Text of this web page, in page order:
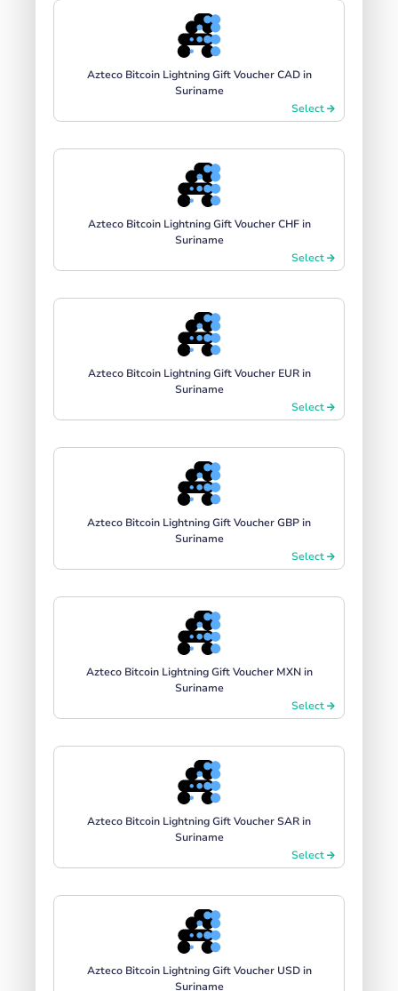
Azteco Bitcoin Lightning Gift Voucher CAD in
Suriname
Select
Azteco Bitcoin Lightning Gift Voucher CHF in
Suriname
Select
Azteco Bitcoin Lightning Gift Voucher EUR in
Suriname
Select
Azteco Bitcoin Lightning Gift Voucher GBP in
Suriname
Select
Azteco Bitcoin Lightning Gift Voucher MXN in
Suriname
Select
Azteco Bitcoin Lightning Gift Voucher SAR in
Suriname
Select
Azteco Bitcoin Lightning Gift Voucher USD in
Suriname